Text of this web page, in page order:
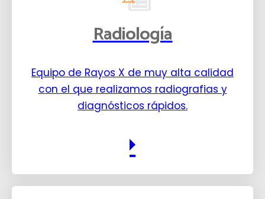
Radiología
Equipo de Rayos X de muy alta calidad
con el que realizamos radiografias y
diagnósticos rápidos.